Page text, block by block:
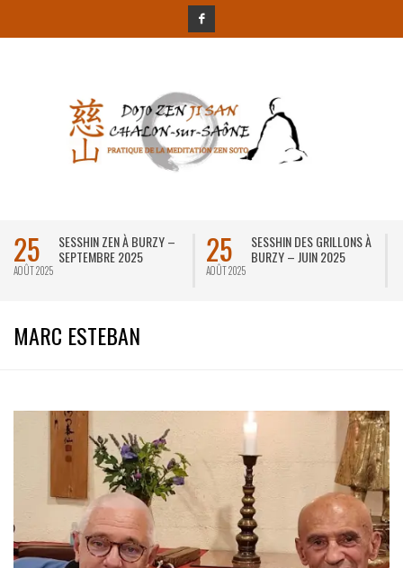
25
AOÛT 2025
SESSHIN ZEN À BURZY –
SEPTEMBRE 2025
25
AOÛT 2025
SESSHIN DES GRILLONS À
BURZY – JUIN 2025
MARC ESTEBAN